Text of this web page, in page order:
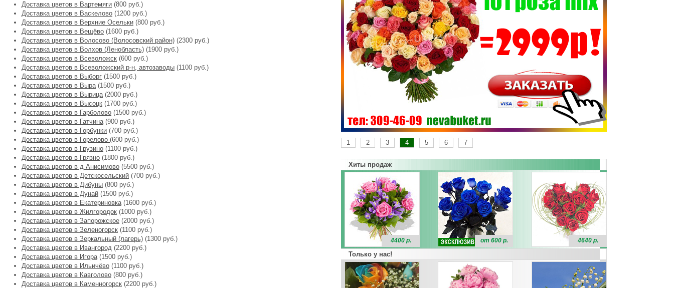
Доставка цветов в Вартемяги (800 руб.)
Доставка цветов в Васкелово (1200 руб.)
Доставка цветов в Верхние Осельки (800 руб.)
Доставка цветов в Вещёво (1600 руб.)
Доставка цветов в Волосово (Волосовский район) (2300 руб.)
Доставка цветов в Волхов (Ленобласть) (1900 руб.)
Доставка цветов в Всеволожск (600 руб.)
Доставка цветов в Всеволожский р-н, автозаводы (1100 руб.)
Доставка цветов в Выборг (1500 руб.)
Доставка цветов в Выра(1500 руб.)
Доставка цветов в Вырица(2000 руб.)
Доставка цветов в Высоцк (1700 руб.)
Доставка цветов в Гарболово (1500 руб.)
Доставка цветов в Гатчина(900 руб.)
Доставка цветов в Горбунки (700 руб.)
Доставка цветов в Горелово (600 руб.)
Доставка цветов в Грузино (1100 руб.)
Доставка цветов в Грязно (1800 руб.)
Доставка цветов в д Анисимово (5500 руб.)
Доставка цветов в Детскосельский (700 руб.)
Доставка цветов в Дибуны (800 руб.)
Доставка цветов в Дунай (1500 руб.)
Доставка цветов в Екатериновка(1600 руб.)
Доставка цветов в Жилгородок (1000 руб.)
Доставка цветов в Запорожское (2000 руб.)
Доставка цветов в Зеленогорск (1100 руб.)
Доставка цветов в Зеркальный (лагерь) (1300 руб.)
Доставка цветов в Ивангород (2200 руб.)
Доставка цветов в Игора(1500 руб.)
Доставка цветов в Ильичёво (1100 руб.)
Доставка цветов в Кавголово (800 руб.)
Доставка цветов в Каменногорск (2200 руб.)
1 2 3 4 5 6 7
Хиты продаж
4400 р. от 600 р. 4640 р.
Только у нас!